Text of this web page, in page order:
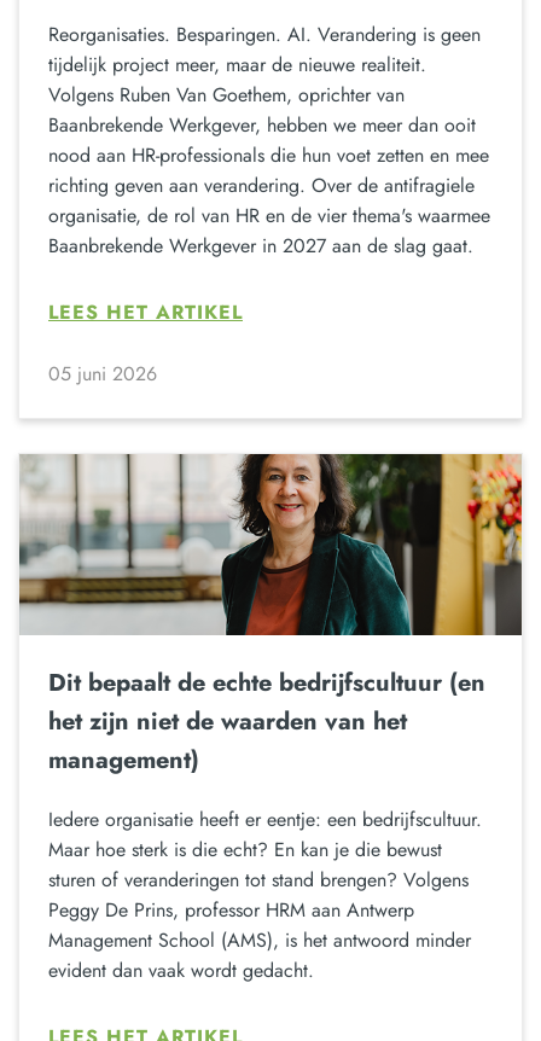
Reorganisaties. Besparingen. AI. Verandering is geen
tijdelijk project meer, maar de nieuwe realiteit.
Volgens Ruben Van Goethem, oprichter van
Baanbrekende Werkgever, hebben we meer dan ooit
nood aan HR-professionals die hun voet zetten en mee
richting geven aan verandering. Over de antifragiele
organisatie, de rol van HR en de vier thema's waarmee
Baanbrekende Werkgever in 2027 aan de slag gaat.
LEES HET ARTIKEL
05 juni 2026
Dit bepaalt de echte bedrijfscultuur (en
het zijn niet de waarden van het
management)
Iedere organisatie heeft er eentje: een bedrijfscultuur.
Maar hoe sterk is die echt? En kan je die bewust
sturen of veranderingen tot stand brengen? Volgens
Peggy De Prins, professor HRM aan Antwerp
Management School (AMS), is het antwoord minder
evident dan vaak wordt gedacht.